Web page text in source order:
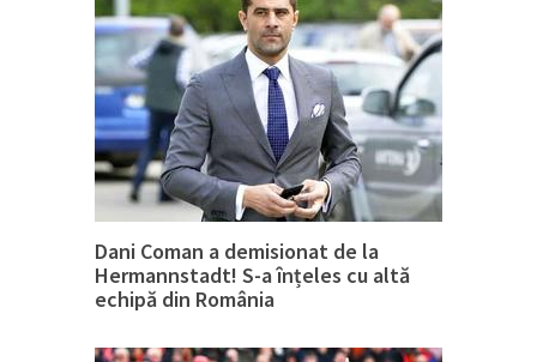
Dani Coman a demisionat de la
Hermannstadt! S-a înțeles cu altă
echipă din România